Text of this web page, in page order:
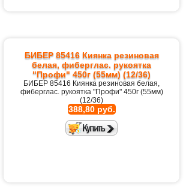
БИБЕР 85416 Киянка резиновая
белая, фиберглас. рукоятка
"Профи" 450г (55мм) (12/36)
БИБЕР 85416 Киянка резиновая белая,
фиберглас. рукоятка "Профи" 450г (55мм)
(12/36)
388,80 руб.